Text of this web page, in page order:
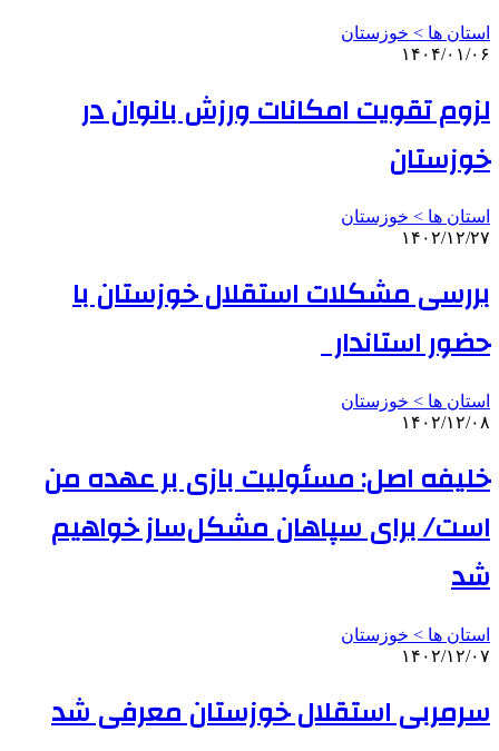
استان ها > خوزستان
۱۴۰۴/۰۱/۰۶
لزوم تقویت امکانات ورزش بانوان در
خوزستان
استان ها > خوزستان
۱۴۰۲/۱۲/۲۷
بررسی مشکلات استقلال خوزستان با
حضور استاندار
استان ها > خوزستان
۱۴۰۲/۱۲/۰۸
خلیفه اصل: مسئولیت بازی بر عهده من
است/ برای سپاهان مشکل‌ساز خواهیم
شد
استان ها > خوزستان
۱۴۰۲/۱۲/۰۷
سرمربی استقلال خوزستان معرفی شد